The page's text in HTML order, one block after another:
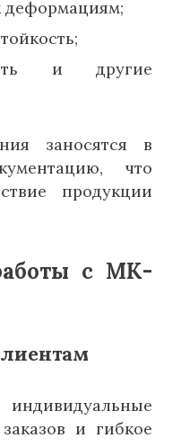
деформациям;
и другие
заносятся в
что
продукции
с МК-
и гибкое